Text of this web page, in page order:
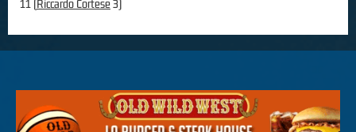
11 (Riccardo Cortese3)